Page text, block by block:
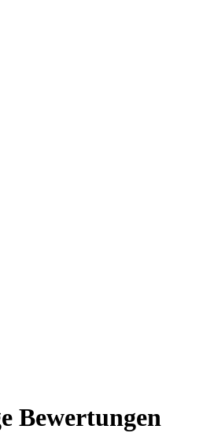
Bewertungen